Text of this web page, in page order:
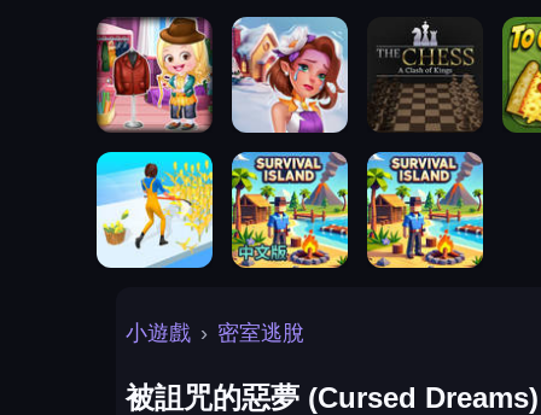
小遊戲 › 密室逃脫
被詛咒的惡夢 (Cursed Dreams)